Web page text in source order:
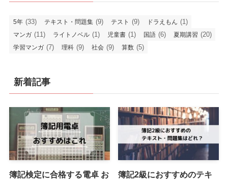
5年 (33) テキスト・問題集 (9) テスト (9) ドラえもん (1)
マンガ (11) ライトノベル (1) 児童書 (1) 国語 (6) 夏期講習 (20)
学習マンガ (7) 理科 (9) 社会 (9) 算数 (5)
新着記事
簿記検定に合格する電卓 お
簿記2級におすすめのテキ